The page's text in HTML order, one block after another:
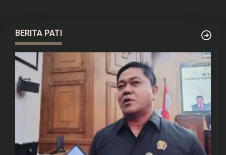
BERITA PATI